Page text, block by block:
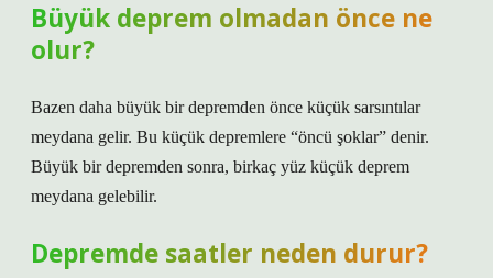
Büyük deprem olmadan önce ne
olur?
Bazen daha büyük bir depremden önce küçük sarsıntılar
meydana gelir. Bu küçük depremlere “öncü şoklar” denir.
Büyük bir depremden sonra, birkaç yüz küçük deprem
meydana gelebilir.
Depremde saatler neden durur?